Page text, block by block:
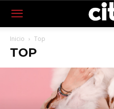
Inicio Top
TOP